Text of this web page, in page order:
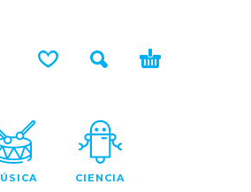
CIENCIA